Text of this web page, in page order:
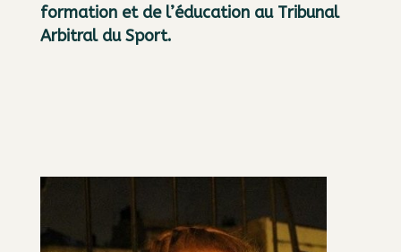
formation et de l’éducation au Tribunal
Arbitral du Sport.